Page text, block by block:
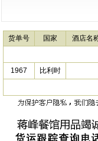
货单号 国家 酒店名
1967 比利时